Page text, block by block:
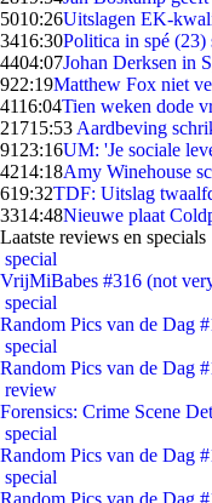
5010:26Uitslagen EK-
3416:30Politica in spé (23)
4404:07Johan Derksen in
922:19Matthew Fox niet
4116:04Tien weken dode
21715:53 Aardbeving
91 23:16UM: 'Je sociale
4214:18Amy Winehouse
619:32TDF: Uitslag
3314:48Nieuwe plaat
Laatste reviews en specials
special
VrijMiBabes #316 (not
special
Random Pics van de Dag
special
Random Pics van de Dag
review
Forensics: Crime Scene
special
Random Pics van de Dag
special
Random Pics van de Dag